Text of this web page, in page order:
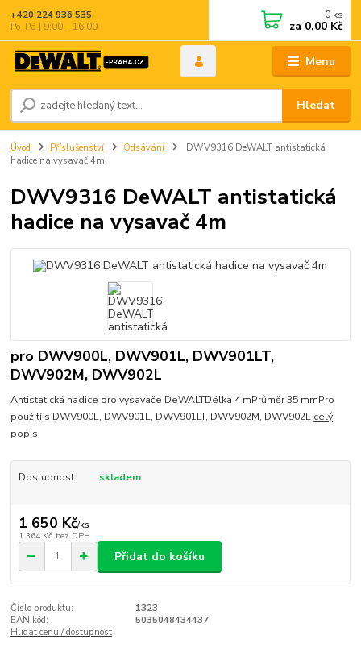
Menu
Hledat
+420 224 936 535
Po–Pá | 9:00 – 16:00
0 ks
za 0,00 Kč
Úvod Příslušenství Odsávání
DWV9316 DeWALT antistatická
hadice na vysavač 4m
DWV9316 DeWALT antistatická
hadice na vysavač 4m
pro DWV900L, DWV901L, DWV901LT,
DWV902M, DWV902L
Antistatická hadice pro vysavače DeWALTDélka 4 mPrůměr 35 mmPro
použití s DWV900L, DWV901L, DWV901LT, DWV902M, DWV902L celý
popis
Dostupnost skladem
1 650 Kč/ks
1 364 Kč bez DPH
Přidat do košíku
Číslo produktu:
1323
EAN kód:
5035048434437
Hlídat cenu / dostupnost